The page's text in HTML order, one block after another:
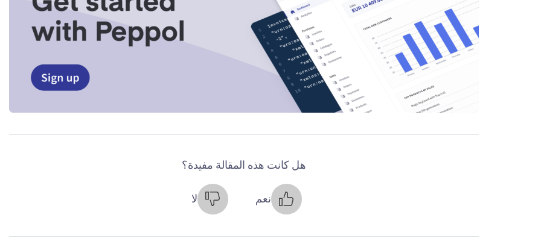
هل كانت هذه المقالة مفيدة؟
نعم لا